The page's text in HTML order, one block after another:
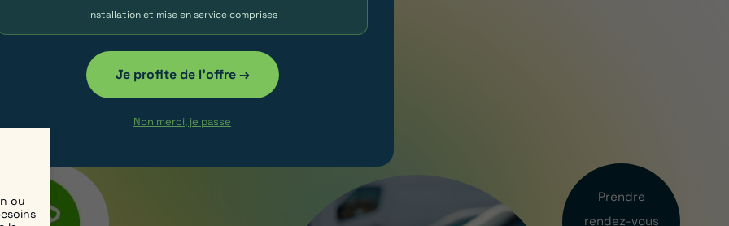
ou
Prendre
rendez-vous
Nos stations IRVE assurent une
avec tous les véhicules
privée, une immeuble
subventions disponibles,
en respectant la réglementation
Installation et mise en service comprises
Je profite de l'offre →
Non merci, je passe